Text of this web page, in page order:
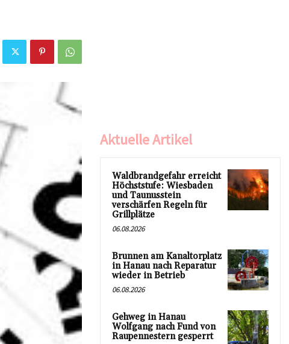
Aktuelle Artikel
Waldbrandgefahr erreicht
Höchststufe: Wiesbaden
und Taunusstein
verschärfen Regeln für
Grillplätze
06.08.2026
Brunnen am Kanaltorplatz
in Hanau nach Reparatur
wieder in Betrieb
06.08.2026
Gehweg in Hanau
Wolfgang nach Fund von
Raupennestern gesperrt